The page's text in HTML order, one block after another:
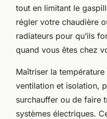
tout en limitant le
régler votre chaudière
radiateurs pour qu’ils
quand vous êtes chez
Maîtriser la
ventilation et isolation,
surchauffer ou de faire
systèmes électriques.